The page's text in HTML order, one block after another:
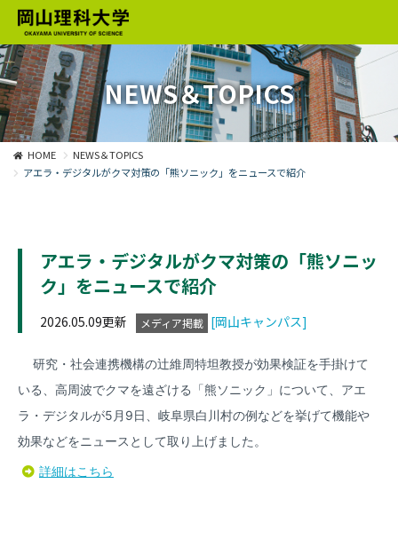
NEWS＆TOPICS
HOME
NEWS＆TOPICS
アエラ・デジタルがクマ対策の「熊ソニック」をニュースで紹介
アエラ・デジタルがクマ対策の「熊ソニッ
ク」をニュースで紹介
2026.05.09更新 メディア掲載 [岡山キャンパス]
研究・社会連携機構の辻維周特坦教授が効果検証を手掛けて
いる、高周波でクマを遠ざける「熊ソニック」について、アエ
ラ・デジタルが5月9日、岐阜県白川村の例などを挙げて機能や
効果などをニュースとして取り上げました。
詳細はこちら